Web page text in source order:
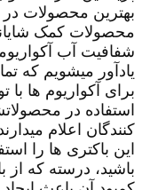
بهترین محصولات
محصولات کمک
شفافیت آب
یادآور میشویم که
برای آکواریوم ها
استفاده در
کنندگان اعلام
این باکتری ها را
باشید، درسته که